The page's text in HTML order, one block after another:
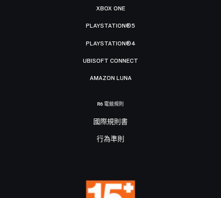
XBOX ONE
PLAYSTATION®5
PLAYSTATION®4
UBISOFT CONNECT
AMAZON LUNA
R6 電競規則
國際規則書
行為準則